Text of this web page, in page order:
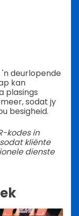
deurlopende
kan
plasings
sodat jy
besigheid.
kodes in
kliënte
dienste